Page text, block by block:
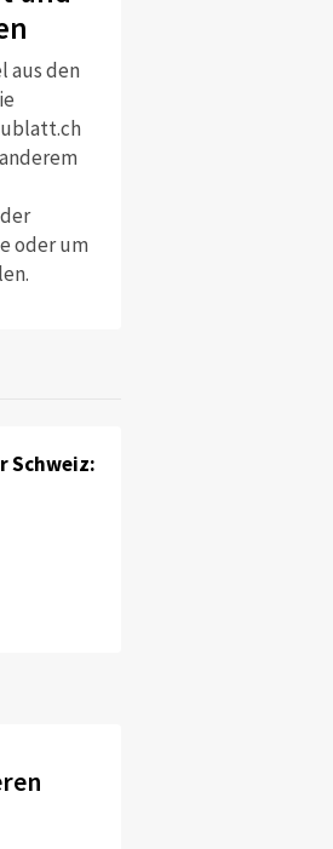
aus den
oder um
Schweiz: